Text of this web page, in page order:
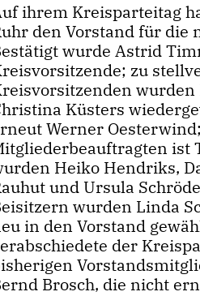
ihrem Kreisparteitag
den Vorstand für die
wurde Astrid
zu
Küsters
Werner
ist
Heiko Hendriks,
und Ursula
wurden Linda
in den Vorstand
der
Brosch, die nicht